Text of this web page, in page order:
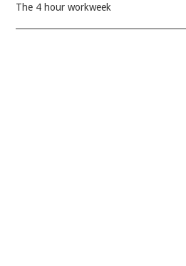
The 4 hour workweek